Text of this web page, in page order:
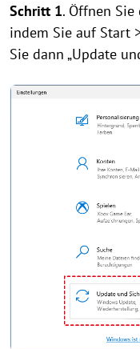
Schritt 1. Öffnen
indem Sie auf Start
Sie dann „Update